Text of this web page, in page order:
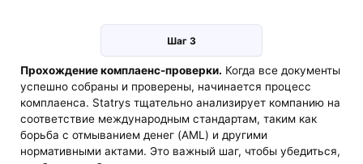
Шаг 3
Прохождение комплаенс-проверки. Когда все документы
успешно собраны и проверены, начинается процесс
комплаенса. Statrys тщательно анализирует компанию на
соответствие международным стандартам, таким как
борьба с отмыванием денег (AML) и другими
нормативными актами. Это важный шаг, чтобы убедиться,